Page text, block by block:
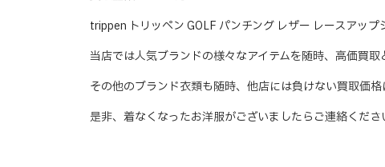
trippen トリッペン GOLF パンチング レザー レースアッ
当店では人気ブランドの様々なアイテムを随時、高価買取
その他のブランド衣類も随時、他店には負けない買取価格
是非、着なくなったお洋服がございましたらご連絡くださ